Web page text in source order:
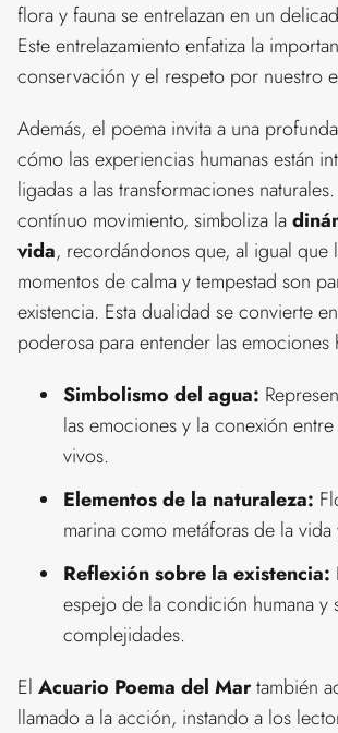
flora y fauna se entrelazan en un
Este entrelazamiento enfatiza la
conservación y el respeto por nuestro
Además, el poema invita a una
cómo las experiencias humanas están
ligadas a las transformaciones
contínuo movimiento, simboliza la
vida, recordándonos que, al igual que
momentos de calma y tempestad son
existencia. Esta dualidad se convierte
poderosa para entender las emociones
Simbolismo del agua:
las emociones y la conexión
vivos.
Elementos de la naturaleza:
marina como metáforas de la
Reflexión sobre la existencia:
espejo de la condición humana y
complejidades.
El Acuario Poema del Martambién
llamado a la acción, instando a los